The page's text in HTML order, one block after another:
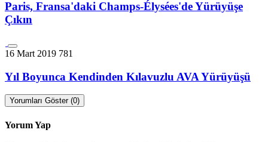
Paris, Fransa'daki Champs-Élysées'de Yürüyüşe
Çıkın
16 Mart 2019 781
Yıl Boyunca Kendinden Kılavuzlu AVA Yürüyüşü
Yorumları Göster (0)
Yorum Yap